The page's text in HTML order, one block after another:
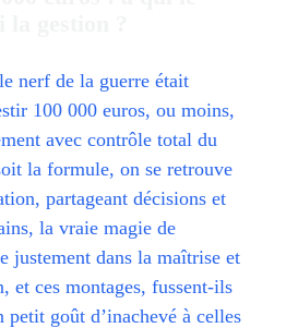
nerf de la guerre était
100 000 euros, ou moins,
avec contrôle total du
la formule, on se retrouve
partageant décisions et
la vraie magie de
justement dans la maîtrise et
et ces montages, fussent-ils
petit goût d’inachevé à celles